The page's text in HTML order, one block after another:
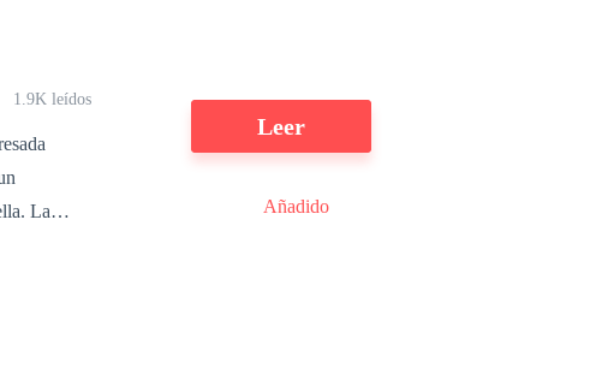
a
1.9K leídos
La
Leer
Añadido